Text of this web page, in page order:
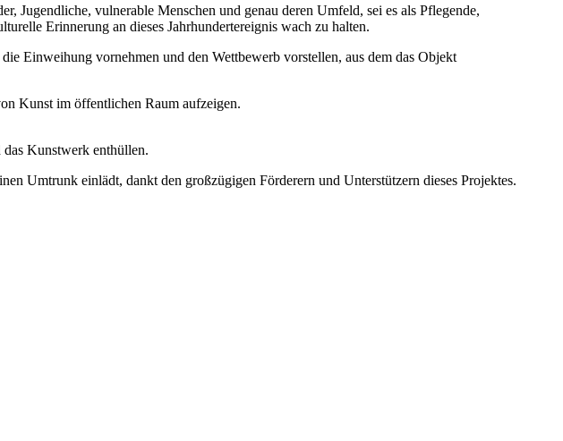
Jugendliche, vulnerable Menschen und genau deren Umfeld, sei es als Pflegende,
Erinnerung an dieses Jahrhundertereignis wach zu halten.
Einweihung vornehmen und den Wettbewerb vorstellen, aus dem das Objekt
Kunst im öffentlichen Raum aufzeigen.
das Kunstwerk enthüllen.
Umtrunk einlädt, dankt den großzügigen Förderern und Unterstützern dieses Projektes.